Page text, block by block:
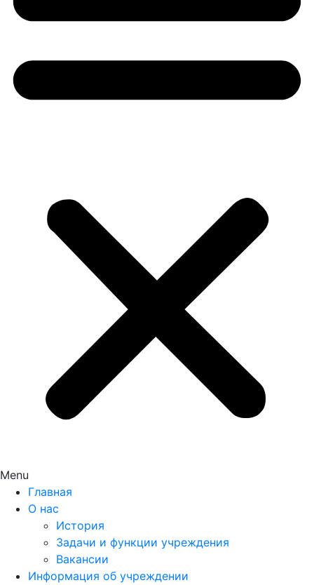
Menu
Главная
О нас
История
Задачи и функции учреждения
Вакансии
Информация об учреждении